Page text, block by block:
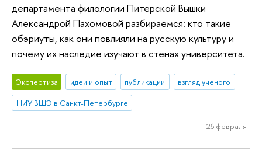
департамента филологии Питерской Вышки
Александрой Пахомовой разбираемся: кто такие
обэриуты, как они повлияли на русскую культуру и
почему их наследие изучают в стенах университета.
Экспертиза идеи и опыт публикации
взгляд ученого
НИУ ВШЭ в Санкт-Петербурге
26 февраля